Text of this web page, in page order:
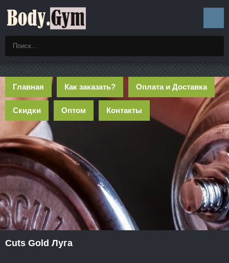
Главная Как заказать? Оплата и Доставка
Скидки Оптом Контакты
Cuts Gold Луга